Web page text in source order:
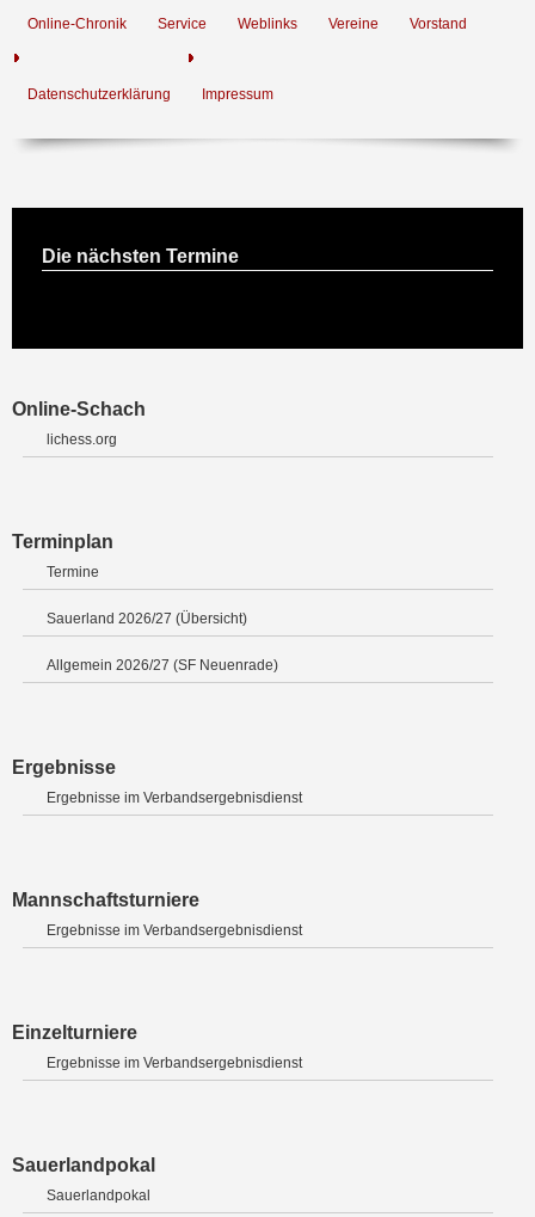
Online-Chronik Service Weblinks Vereine Vorstand
Datenschutzerklärung Impressum
Die nächsten Termine
Online-Schach
lichess.org
Terminplan
Termine
Sauerland 2026/27 (Übersicht)
Allgemein 2026/27 (SF Neuenrade)
Ergebnisse
Ergebnisse im Verbandsergebnisdienst
Mannschaftsturniere
Ergebnisse im Verbandsergebnisdienst
Einzelturniere
Ergebnisse im Verbandsergebnisdienst
Sauerlandpokal
Sauerlandpokal